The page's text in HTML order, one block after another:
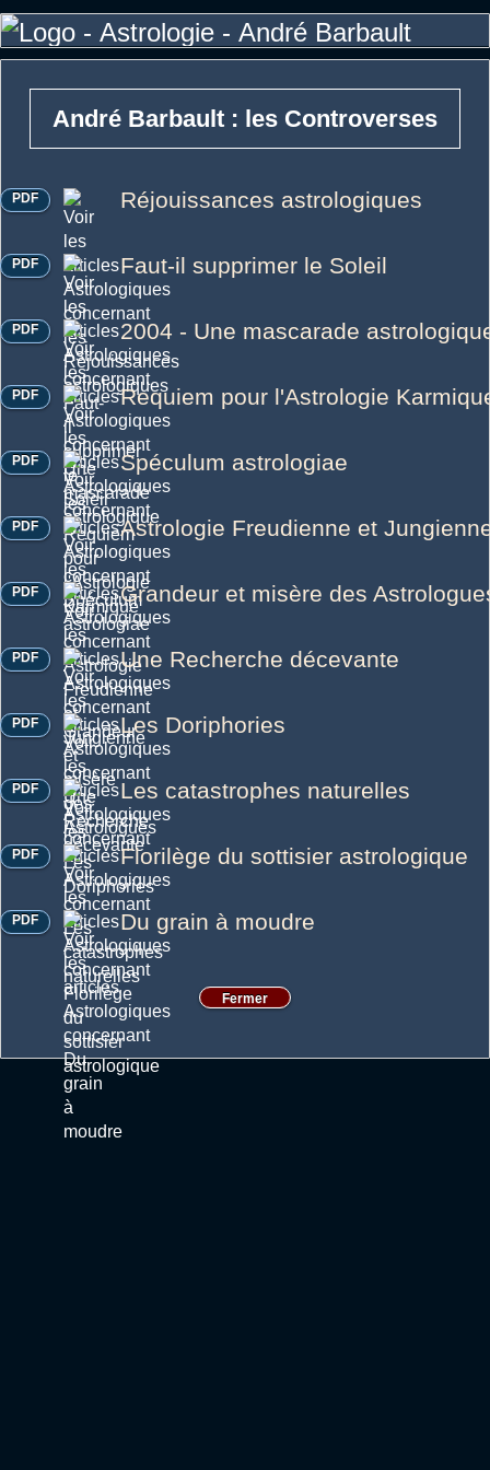
André Barbault : les Controverses
Réjouissances astrologiques
PDF
Faut-il supprimer le Soleil
PDF
2004 - Une mascarade
PDF
Requiem pour l'Astrologie
PDF
Spéculum astrologiae
PDF
Astrologie Freudienne et
PDF
Grandeur et misère des
PDF
Une Recherche décevante
PDF
Les Doriphories
PDF
Les catastrophes naturelles
PDF
Florilège du sottisier astrologique
PDF
Du grain à moudre
PDF